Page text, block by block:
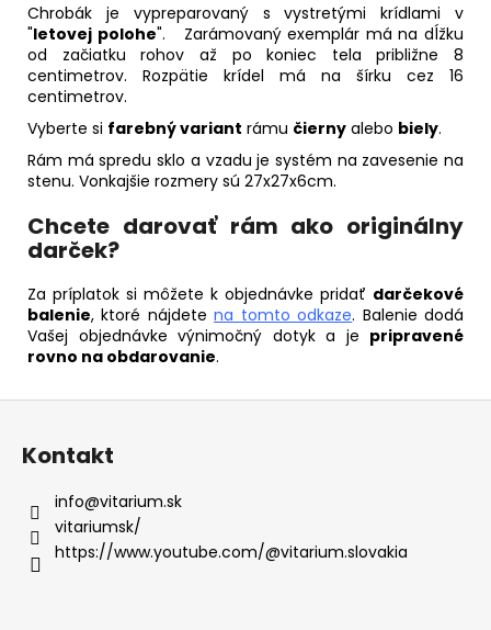
Chrobák je vypreparovaný s vystretými krídlami v
"letovej polohe". Zarámovaný exemplár má na dĺžku
od začiatku rohov až po koniec tela približne 8
centimetrov. Rozpätie krídel má na šírku cez 16
centimetrov.
Vyberte si farebný variant rámu čierny alebo biely.
Rám má spredu sklo a vzadu je systém na zavesenie na
stenu. Vonkajšie rozmery sú 27x27x6cm.
Chcete darovať rám ako originálny
darček?
Za príplatok si môžete k objednávke pridať darčekové
balenie, ktoré nájdetena tomto odkaze. Balenie dodá
Vašej objednávke výnimočný dotyk a je pripravené
rovno na obdarovanie.
Z
Kontakt
info@vitarium.sk
vitariumsk/
https://www.youtube.com/@vitarium.slovakia